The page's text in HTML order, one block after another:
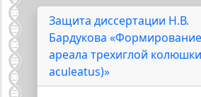
Защита диссертации Н.В.
Бардукова
ареала трехиглой
aculeatus)»